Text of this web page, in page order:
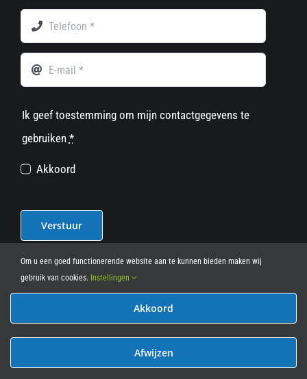
Ik geef toestemming om mijn contactgegevens te
gebruiken *
Akkoord
Verstuur
© 2012 - 2026• Leasy Bike • All Rights Reserved • powered
Om u een goed functionerende website aan te kunnen bieden maken wij
gebruik van cookies. Instellingen
Akkoord
Afwijzen